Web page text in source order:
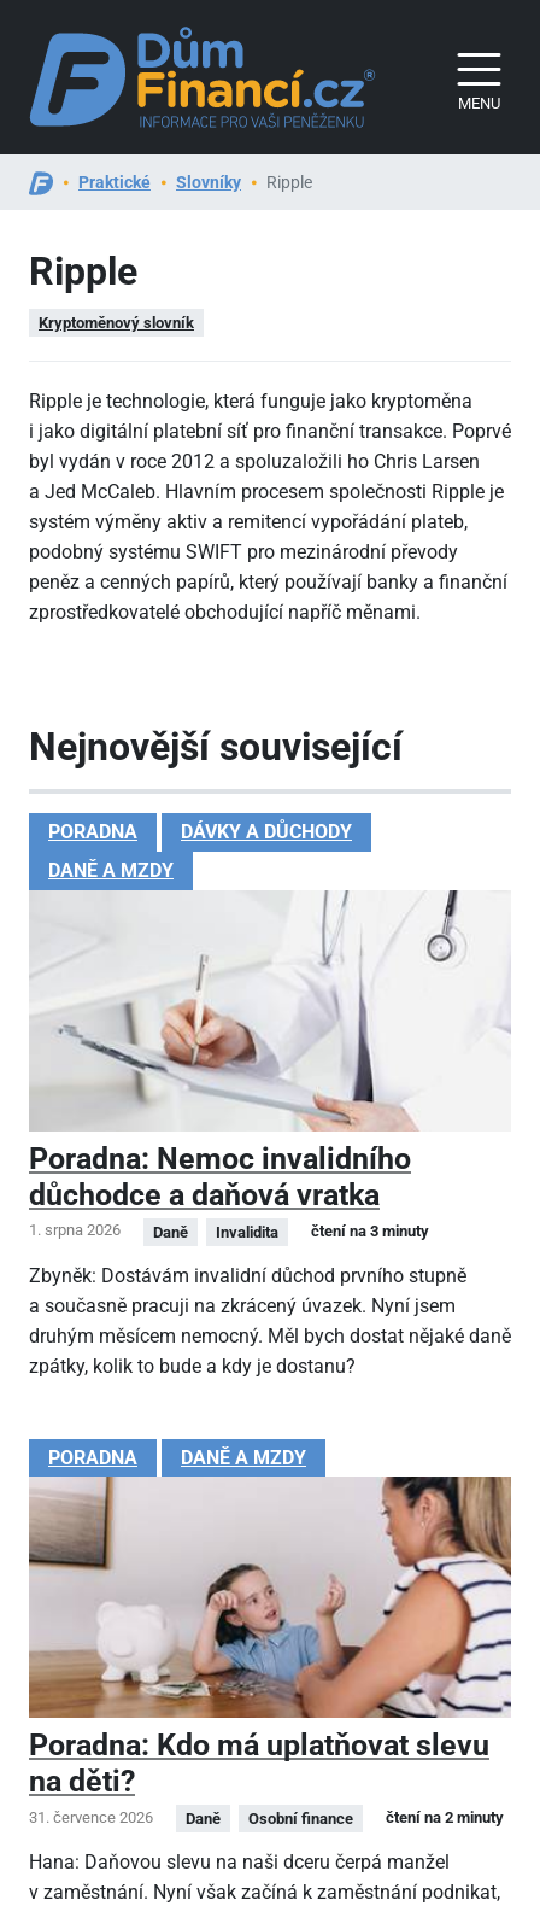
MENU
Praktické Slovníky Ripple
Ripple
Kryptoměnový slovník
Ripple je technologie, která funguje jako kryptoměna
i jako digitální platební síť pro finanční transakce. Poprvé
byl vydán v roce 2012 a spoluzaložili ho Chris Larsen
a Jed McCaleb. Hlavním procesem společnosti Ripple je
systém výměny aktiv a remitencí vypořádání plateb,
podobný systému SWIFT pro mezinárodní převody
peněz a cenných papírů, který používají banky a finanční
zprostředkovatelé obchodující napříč měnami.
Nejnovější související
PORADNA
DÁVKY A DŮCHODY
DANĚ A MZDY
Poradna: Nemoc invalidního
důchodce a daňová vratka
1. srpna 2026 Daně Invalidita čtení na 3 minuty
Zbyněk: Dostávám invalidní důchod prvního stupně
a současně pracuji na zkrácený úvazek. Nyní jsem
druhým měsícem nemocný. Měl bych dostat nějaké daně
zpátky, kolik to bude a kdy je dostanu?
PORADNA DANĚ A MZDY
Poradna: Kdo má uplatňovat slevu
na děti?
31. července 2026 Daně Osobní finance čtení na 2 minuty
Hana: Daňovou slevu na naši dceru čerpá manžel
v zaměstnání. Nyní však začíná k zaměstnání podnikat,